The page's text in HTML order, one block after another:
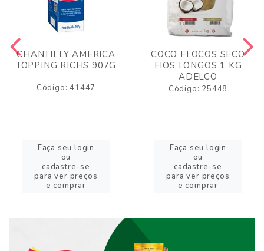
CHANTILLY AMERICA
TOPPING RICHS 907G
Código: 41447
Faça seu login
ou
cadastre-se
para ver preços
e comprar
COCO FLOCOS SECO
FIOS LONGOS 1 KG
ADELCO
Código: 25448
Faça seu login
ou
cadastre-se
para ver preços
e comprar